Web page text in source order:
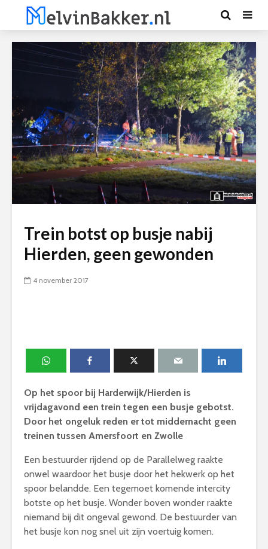
Trein botst op busje nabij
Hierden, geen gewonden
4 november 2017
Op het spoor bij Harderwijk/Hierden is
vrijdagavond een trein tegen een busje gebotst.
Door het ongeluk reden er tot middernacht geen
treinen tussen Amersfoort en Zwolle
Een bestuurder rijdend op de Parallelweg raakte
onwel waardoor het busje door het hekwerk op het
spoor belandde. Een tegemoet komende intercity
botste op het busje. Wonder boven wonder raakte
niemand bij dit ongeval gewond. De bestuurder van
het busje kon nog snel uit zijn voertuig komen.